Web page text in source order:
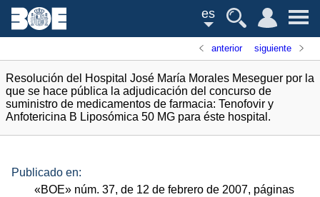
es
anterior siguiente
Resolución del Hospital José María Morales Meseguer por la
que se hace pública la adjudicación del concurso de
suministro de medicamentos de farmacia: Tenofovir y
Anfotericina B Liposómica 50 MG para éste hospital.
Publicado en:
«BOE» núm. 37, de 12 de febrero de 2007, páginas